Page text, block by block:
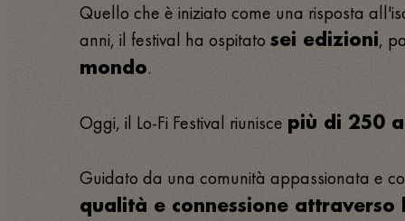
Quello che è iniziato come una risposta
anni, il festival ha ospitato sei edizioni,
mondo.
Oggi, il Lo-Fi Festival riunisce più di 250
Guidato da una comunità appassionata e
qualità e connessione attraverso